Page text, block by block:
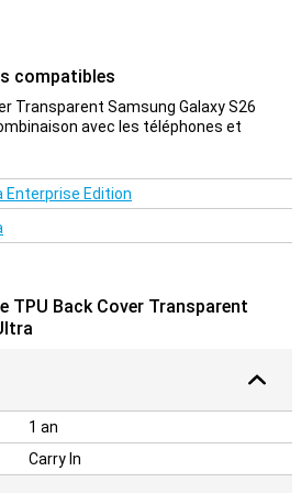
compatibles
Transparent Samsung Galaxy S26
avec les téléphones et
Enterprise Edition
TPU Back Cover Transparent
1 an
Carry In